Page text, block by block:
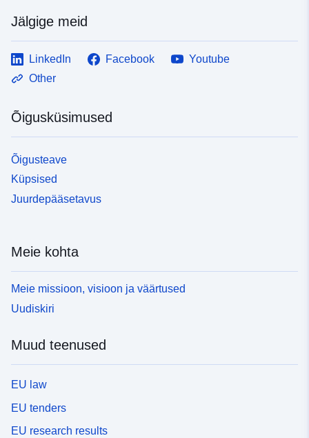
Jälgige meid
LinkedIn Facebook
Youtube
Other
Õigusküsimused
Õigusteave
Küpsised
Juurdepääsetavus
Meie kohta
Meie missioon, visioon ja väärtused
Uudiskiri
Muud teenused
EU law
EU tenders
EU research results